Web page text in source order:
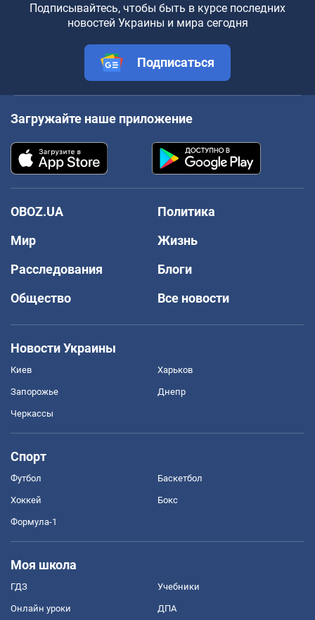
Подписывайтесь, чтобы быть в курсе последних
новостей Украины и мира сегодня
Подписаться
Загружайте наше приложение
OBOZ.UA
Политика
Мир
Жизнь
Расследования
Блоги
Общество
Все новости
Новости Украины
Киев Харьков
Запорожье Днепр
Черкассы
Спорт
Футбол Баскетбол
Хоккей Бокс
Формула-1
Моя школа
ГДЗ Учебники
Онлайн уроки ДПА